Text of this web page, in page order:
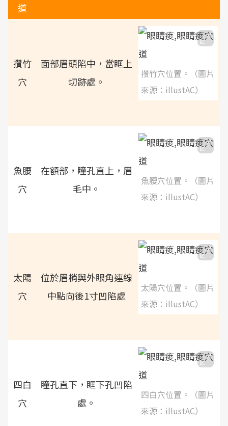
道
攢竹
穴
面部眉頭陷中，當眶上
切跡處。
攢竹穴位置。（圖片
來源：illustAC）
魚腰
穴
在額部，瞳孔直上，眉
毛中。
魚腰穴位置。（圖片
來源：illustAC）
太陽
穴
位於眉梢與外眼角連線
中點向後1寸凹陷處
太陽穴位置。（圖片
來源：illustAC）
四白
穴
瞳孔直下，眶下孔凹陷
處。
四白穴位置。（圖片
來源：illustAC）